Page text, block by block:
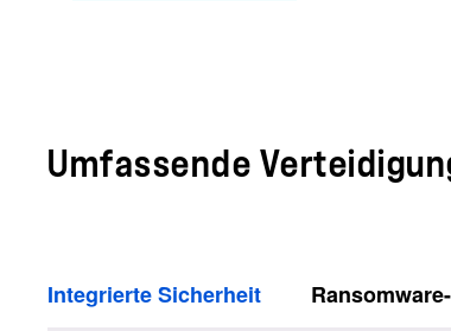
Umfassende
Integrierte Sicherheit